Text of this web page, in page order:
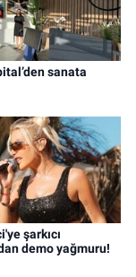
sanata
şarkıcı
demo yağmuru!